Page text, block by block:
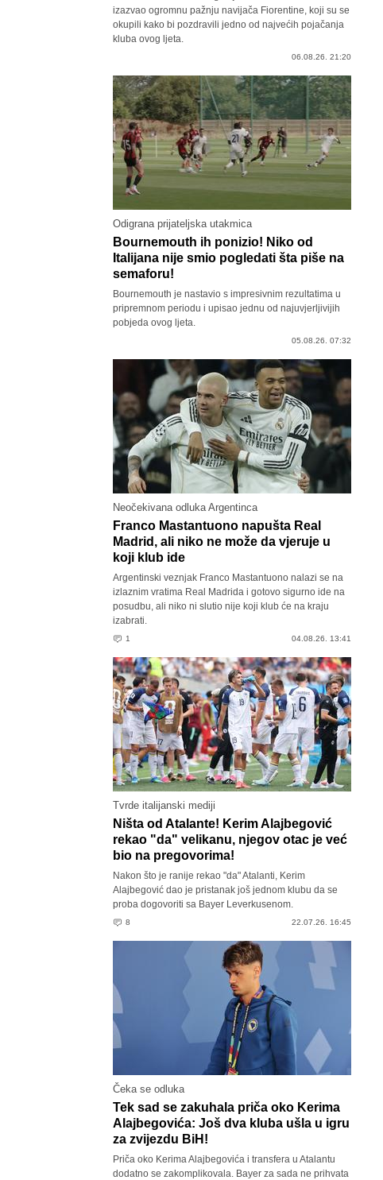
izazvao ogromnu pažnju navijača Fiorentine, koji su se
okupili kako bi pozdravili jedno od najvećih pojačanja
kluba ovog ljeta.
06.08.26. 21:20
Odigrana prijateljska utakmica
Bournemouth ih ponizio! Niko od
Italijana nije smio pogledati šta piše na
semaforu!
Bournemouth je nastavio s impresivnim rezultatima u
pripremnom periodu i upisao jednu od najuvjerljivijih
pobjeda ovog ljeta.
05.08.26. 07:32
Neočekivana odluka Argentinca
Franco Mastantuono napušta Real
Madrid, ali niko ne može da vjeruje u
koji klub ide
Argentinski veznjak Franco Mastantuono nalazi se na
izlaznim vratima Real Madrida i gotovo sigurno ide na
posudbu, ali niko ni slutio nije koji klub će na kraju
izabrati.
1 04.08.26. 13:41
Tvrde italijanski mediji
Ništa od Atalante! Kerim Alajbegović
rekao "da" velikanu, njegov otac je već
bio na pregovorima!
Nakon što je ranije rekao "da" Atalanti, Kerim
Alajbegović dao je pristanak još jednom klubu da se
proba dogovoriti sa Bayer Leverkusenom.
8 22.07.26. 16:45
Čeka se odluka
Tek sad se zakuhala priča oko Kerima
Alajbegovića: Još dva kluba ušla u igru
za zvijezdu BiH!
Priča oko Kerima Alajbegovića i transfera u Atalantu
dodatno se zakomplikovala. Bayer za sada ne prihvata